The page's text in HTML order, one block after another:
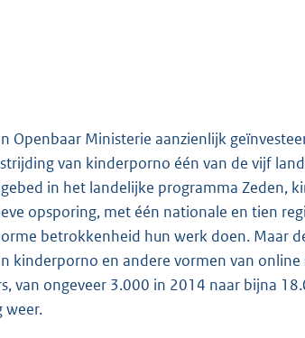
Openbaar Ministerie aanzienlijk
van kinderporno één van de vijf
in het landelijke programma Zeden,
opsporing, met één nationale en tien
betrokkenheid hun werk doen. Maar
kinderporno en andere vormen van
van ongeveer 3.000 in 2014 naar bijna
weer.